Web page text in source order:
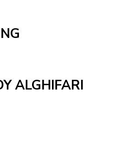
ALGHIFARI